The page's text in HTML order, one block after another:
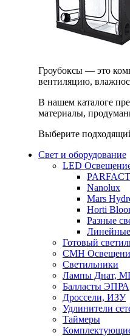
Гроубоксы — это
вентиляцию,
В нашем каталоге
материалы,
Выберите
Свет и оборудование
LED
Nanolux
Mars
Horti
Разные
Линейные
Готовый
CMH
Светильники
Лампы Днат,
Балласты ЭПРА
Дроссели, ИЗУ
Удлинители
Таймеры